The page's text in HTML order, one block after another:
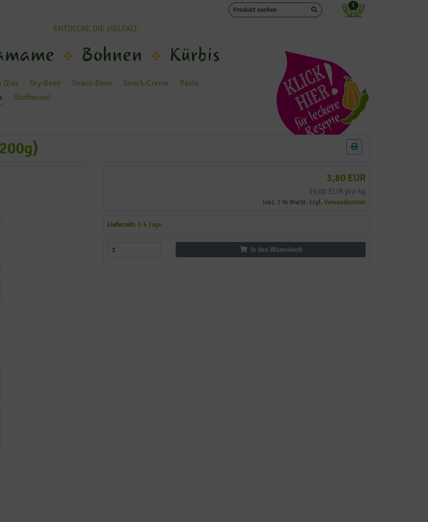
1
ENTDECKE DIE VIELFALT
Bohnen Kürbis
Glas Dry-Bean Snack-Bean Snack-Creme
Pasta
Stoffbeutel
3,80 EUR
19,00 EUR pro kg
inkl. 7 % MwSt. zzgl. Versandkosten
Lieferzeit: 3-4 Tage
In den Warenkorb